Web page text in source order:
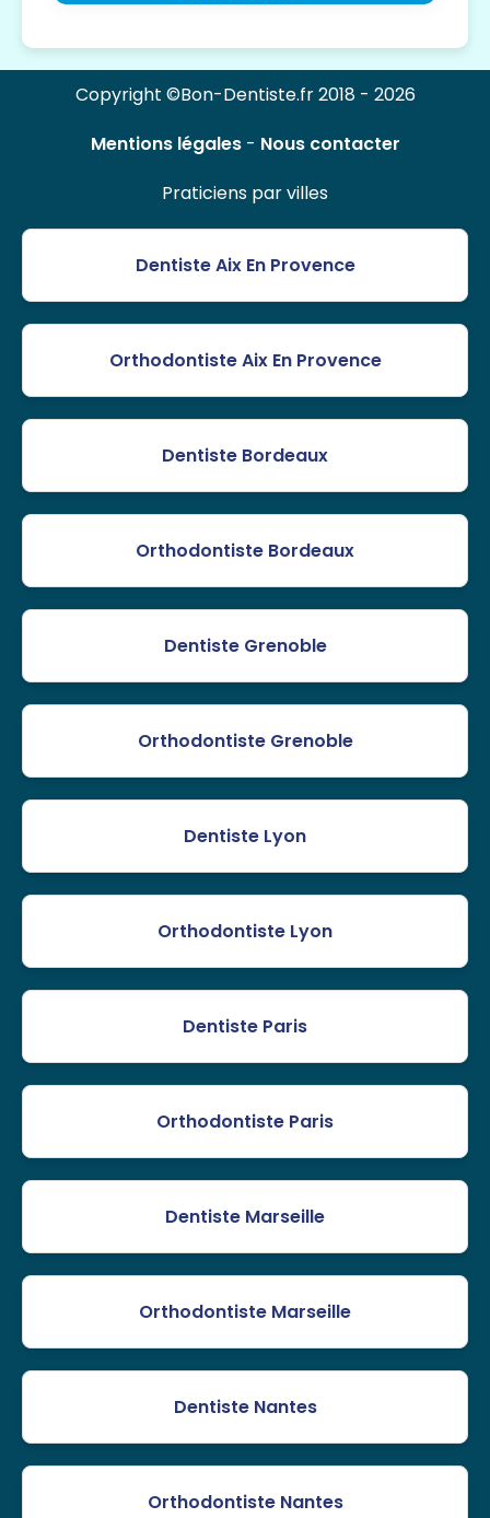
Copyright ©Bon-Dentiste.fr 2018 - 2026
Mentions légales- Nous contacter
Praticiens par villes
Dentiste Aix En Provence
Orthodontiste Aix En Provence
Dentiste Bordeaux
Orthodontiste Bordeaux
Dentiste Grenoble
Orthodontiste Grenoble
Dentiste Lyon
Orthodontiste Lyon
Dentiste Paris
Orthodontiste Paris
Dentiste Marseille
Orthodontiste Marseille
Dentiste Nantes
Orthodontiste Nantes